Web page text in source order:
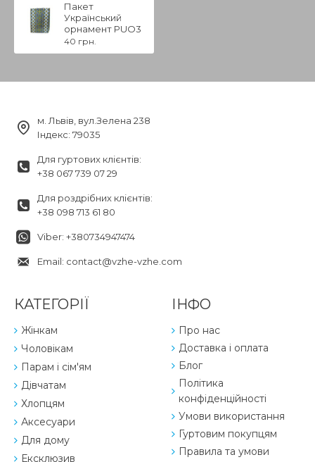
Пакет
Український
орнамент PUO3
40 грн.
м. Львів, вул.Зелена 238
Індекс: 79035
Для гуртових клієнтів:
+38 067 739 07 29
Для роздрібних клієнтів:
+38 098 713 61 80
Viber: +380734947474
Email: contact@vzhe-vzhe.com
КАТЕГОРІЇ
Жінкам
Чоловікам
Парам і сім'ям
Дівчатам
Хлопцям
Аксесуари
Для дому
Ексклюзив
ІНФО
Про нас
Доставка і оплата
Блог
Політика
конфіденційності
Умови використання
Гуртовим покупцям
Правила та умови